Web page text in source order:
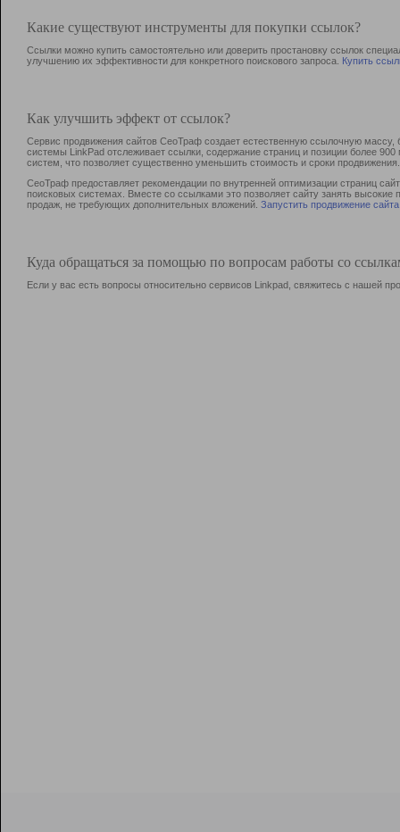
Какие существуют инструменты для покупки ссылок?
Ссылки можно купить самостоятельно или доверить простановку ссылок
улучшению их эффективности для конкретного поискового запроса. Купить
Как улучшить эффект от ссылок?
Сервис продвижения сайтов СеоТраф создает естественную ссылочную
системы LinkPad отслеживает ссылки, содержание страниц и позиции более
систем, что позволяет существенно уменьшить стоимость и сроки продвижения.
СеоТраф предоставляет рекомендации по внутренней оптимизации страниц
поисковых системах. Вместе со ссылками это позволяет сайту занять
продаж, не требующих дополнительных вложений. Запустить продвижение сайта
Куда обращаться за помощью по вопросам работы со
Если у вас есть вопросы относительно сервисов Linkpad, свяжитесь с нашей